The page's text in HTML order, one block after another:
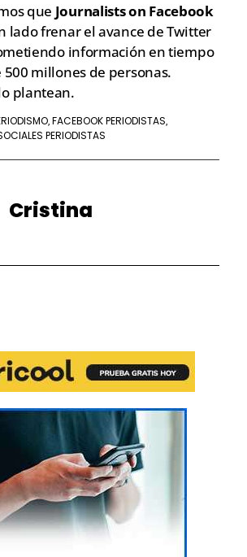
que Journalists on Facebook
lado frenar el avance de Twitter
información en tiempo
500 millones de personas.
plantean.
, FACEBOOK PERIODISTAS,
PERIODISTAS
Cristina